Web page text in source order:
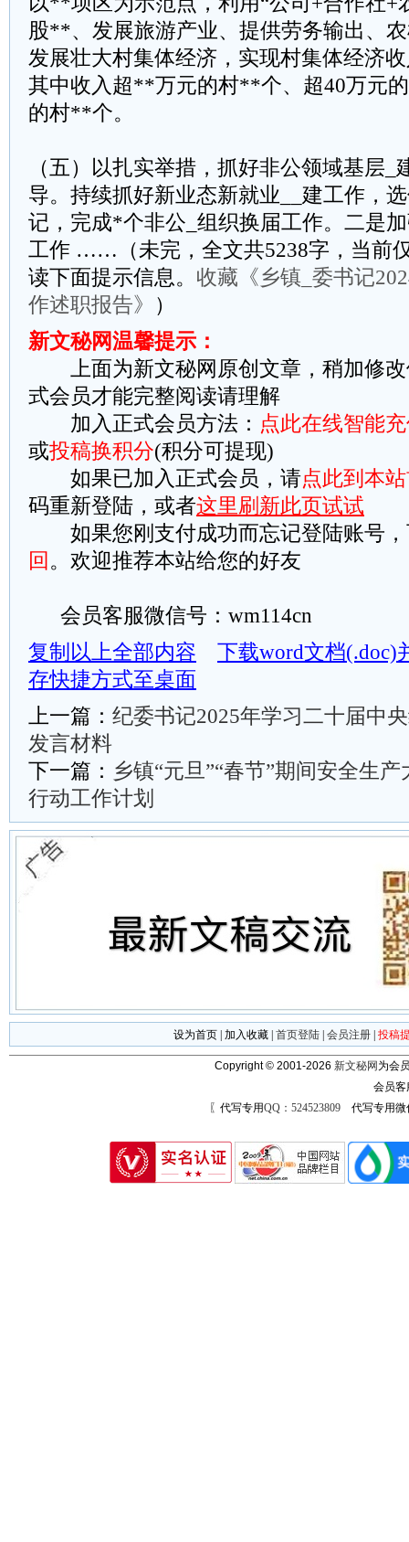
股**、发展旅游产业、提供劳务输出、
发展壮大村集体经济，实现村集体经济
其中收入超**万元的村**个、超40万元
的村**个。
（五）以扎实举措，抓好非公领域基层_
导。持续抓好新业态新就业__建工作，
记，完成*个非公_组织换届工作。二是
工作 ……（未完，全文共5238字，当前
读下面提示信息。 收藏《乡镇_委书记
作述职报告》
）
新文秘网温馨提示：
上面为新文秘网原创文章，稍加修改
式会员才能完整阅读请理解
加入正式会员方法： 点此在线智能
或投稿换积分(积分可提现)
如果已加入正式会员，请点此到本
码重新登陆，或者这里刷新此页试试
如果您刚支付成功而忘记登陆账号，
回 。欢迎推荐本站给您的好友
会员客服微信号：wm114cn
复制以上全部内容
下载word文档(.doc)
存快捷方式至桌面
上一篇： 纪委书记2025年学习二十届中
发言材料
下一篇： 乡镇“元旦”“春节”期间安全生
行动工作计划
设为首页 加入收藏 首页登陆 会员注册 投稿
Copyright © 2001-2026 新文秘网 为会
会员
〖代写专用QQ：524523809代写专用微